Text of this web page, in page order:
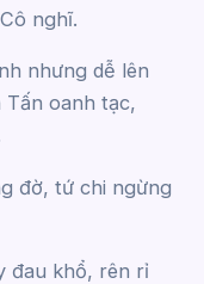
nghĩ.
nhưng dễ lên
oanh tạc,
đờ, tứ chi ngừng
đau khổ, rên rỉ